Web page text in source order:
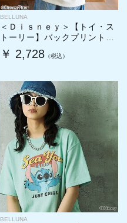
BELLUNA
＜Ｄｉｓｎｅｙ＞【トイ・ス
トーリー】バックプリントト
レーナー
￥ 2,728
BELLUNA